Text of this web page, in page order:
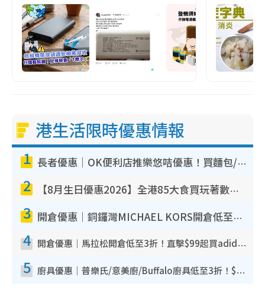
港生活限時優惠情報
1 長者優惠｜OK便利店推樂悠咭優惠！買麵包/牛奶/保健品拍卡即減
2 【8月生日優惠2026】全港85大食買玩著數攻略 自助餐/火鍋放題同行免費＋誠品/DONKI送現金券
3 開倉優惠｜銅鑼灣MICHAEL KORS開倉低至17折！直擊$500起買手袋/銀包/鞋款 必買經典Jet Set系列
4 開倉優惠｜馬拉松開倉低至3折！直擊$99起買adidas／New Balance／Puma鞋款 STANLEY保溫杯劈價至$119起
5 廚具優惠｜普樂氏/意美廚/Buffalo廚具低至3折！$89起買煎鍋／炒鑊／個人鍋 同場小家電激減至$99起